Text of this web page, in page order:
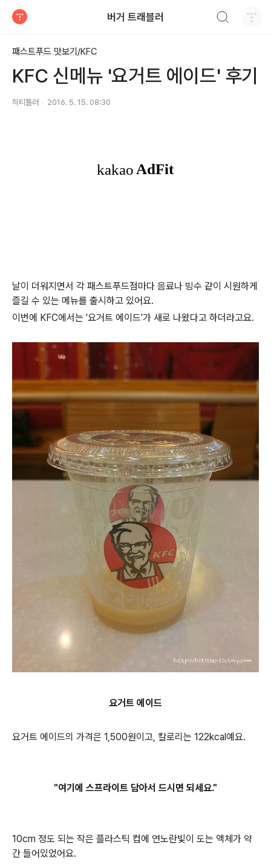
버거 트래블러
패스트푸드 맛보기/KFC
KFC 신메뉴 '요거트 에이드' 후기
히티틀러 2016. 5. 15. 08:30
날이 더워지면서 각 패스트푸드점마다 음료나 빙수 같이 시원하게
즐길 수 있는 메뉴를 출시하고 있어요.
이번에 KFC에서는 '요거트 에이드'가 새로 나왔다고 하더라고요.
요거트 에이드
요거트 에이드의 가격은 1,500원이고, 칼로리는 122kcal예요.
"여기에 스프라이트 담아서 드시면 되세요."
10cm 정도 되는 작은 플라스틱 컵에 연노란빛이 도는 액체가 약
간 들어있었어요.